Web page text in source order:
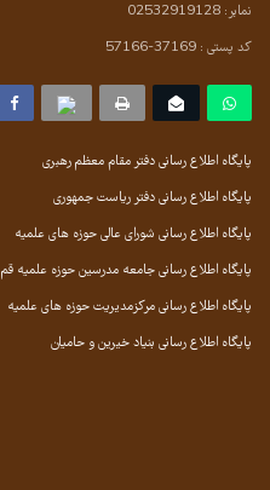
نمابر: 02532919128
کد پستی : 37169-57166
پایگاه اطلاع رسانی دفتر مقام معظم رهبری
پایگاه اطلاع رسانی دفتر ریاست جمهوری
پایگاه اطلاع رسانی شورای عالی حوزه های علمیه
پایگاه اطلاع رسانی جامعه مدرسین حوزه علمیه قم
پایگاه اطلاع رسانی مرکزمدیریت حوزه های علمیه
پایگاه اطلاع رسانی بنیاد خیرین و حامیان